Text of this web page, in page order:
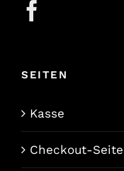
SEITEN
Kasse
Checkout-Seite